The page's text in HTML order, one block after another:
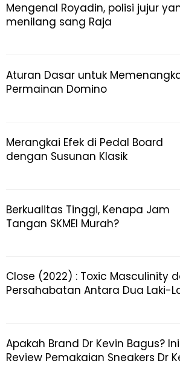
Mengenal Royadin, polisi jujur
menilang sang Raja
Aturan Dasar untuk
Permainan Domino
Merangkai Efek di Pedal Board
dengan Susunan Klasik
Berkualitas Tinggi, Kenapa Jam
Tangan SKMEI Murah?
Close (2022) : Toxic Masculinity
Persahabatan Antara Dua Laki-
Apakah Brand Dr Kevin Bagus? Ini
Review Pemakaian Sneakers Dr